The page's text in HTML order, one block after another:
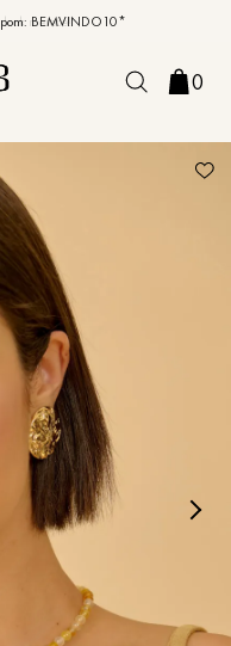
merece!
BEMVINDO10*
0